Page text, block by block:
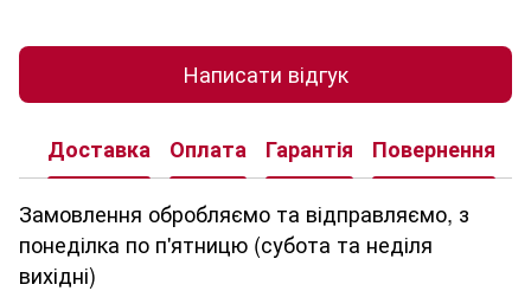
Написати відгук
Доставка Оплата Гарантія Повернення
Замовлення обробляємо та відправляємо, з
понеділка по п'ятницю (субота та неділя
вихідні)